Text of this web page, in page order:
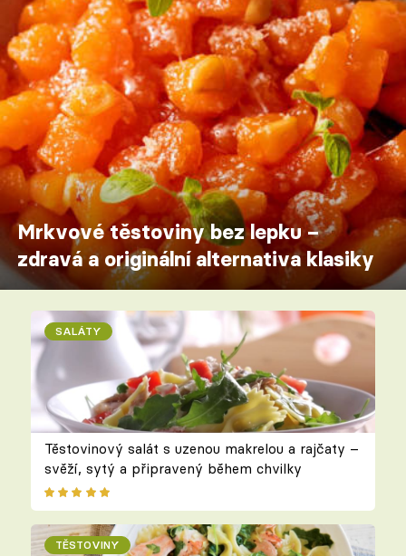
Mrkvové těstoviny bez lepku –
zdravá a originální alternativa klasiky
SALÁTY
Těstovinový salát s uzenou makrelou a rajčaty –
svěží, sytý a připravený během chvilky
TĚSTOVINY